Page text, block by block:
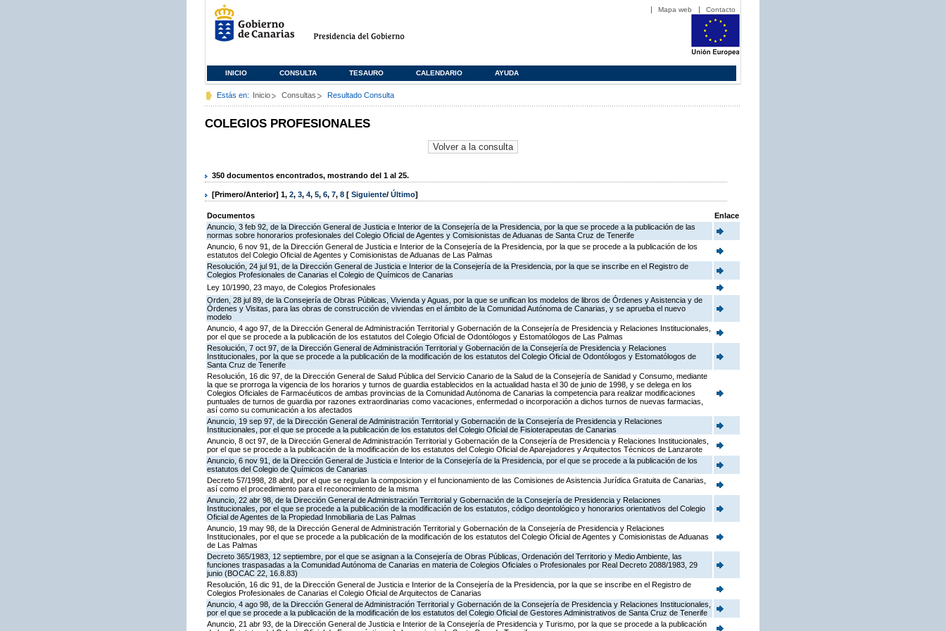
Mapa web Contacto
INICIO CONSULTA TESAURO CALENDARIO AYUDA
Estás en: Inicio Consultas Resultado Consulta
COLEGIOS PROFESIONALES
350 documentos encontrados, mostrando del 1 al 25.
[Primero/Anterior] 1, 2, 3, 4, 5, 6, 7, 8 [ Siguiente/ Último]
Documentos
Enlace
Anuncio, 3 feb 92, de la Dirección General de Justicia e Interior de la Consejería de la Presidencia, por la que se procede a la publicación de las
normas sobre honorarios profesionales del Colegio Oficial de Agentes y Comisionistas de Aduanas de Santa Cruz de Tenerife
Anuncio, 6 nov 91, de la Dirección General de Justicia e Interior de la Consejería de la Presidencia, por la que se procede a la publicación de los
estatutos del Colegio Oficial de Agentes y Comisionistas de Aduanas de Las Palmas
Resolución, 24 jul 91, de la Dirección General de Justicia e Interior de la Consejería de la Presidencia, por la que se inscribe en el Registro de
Colegios Profesionales de Canarias el Colegio de Químicos de Canarias
Ley 10/1990, 23 mayo, de Colegios Profesionales
Orden, 28 jul 89, de la Consejería de Obras Públicas, Vivienda y Aguas, por la que se unifican los modelos de libros de Órdenes y Asistencia y de
Órdenes y Visitas, para las obras de construcción de viviendas en el ámbito de la Comunidad Autónoma de Canarias, y se aprueba el nuevo
modelo
Anuncio, 4 ago 97, de la Dirección General de Administración Territorial y Gobernación de la Consejería de Presidencia y Relaciones Institucionales,
por el que se procede a la publicación de los estatutos del Colegio Oficial de Odontólogos y Estomatólogos de Las Palmas
Resolución, 7 oct 97, de la Dirección General de Administración Territorial y Gobernación de la Consejería de Presidencia y Relaciones
Institucionales, por la que se procede a la publicación de la modificación de los estatutos del Colegio Oficial de Odontólogos y Estomatólogos de
Santa Cruz de Tenerife
Resolución, 16 dic 97, de la Dirección General de Salud Pública del Servicio Canario de la Salud de la Consejería de Sanidad y Consumo, mediante
la que se prorroga la vigencia de los horarios y turnos de guardia establecidos en la actualidad hasta el 30 de junio de 1998, y se delega en los
Colegios Oficiales de Farmacéuticos de ambas provincias de la Comunidad Autónoma de Canarias la competencia para realizar modificaciones
puntuales de turnos de guardia por razones extraordinarias como vacaciones, enfermedad o incorporación a dichos turnos de nuevas farmacias,
así como su comunicación a los afectados
Anuncio, 19 sep 97, de la Dirección General de Administración Territorial y Gobernación de la Consejería de Presidencia y Relaciones
Institucionales, por el que se procede a la publicación de los estatutos del Colegio Oficial de Fisioterapeutas de Canarias
Anuncio, 8 oct 97, de la Dirección General de Administración Territorial y Gobernación de la Consejería de Presidencia y Relaciones Institucionales,
por el que se procede a la publicación de la modificación de los estatutos del Colegio Oficial de Aparejadores y Arquitectos Técnicos de Lanzarote
Anuncio, 6 nov 91, de la Dirección General de Justicia e Interior de la Consejería de la Presidencia, por el que se procede a la publicación de los
estatutos del Colegio de Químicos de Canarias
Decreto 57/1998, 28 abril, por el que se regulan la composicion y el funcionamiento de las Comisiones de Asistencia Jurídica Gratuita de Canarias,
así como el procedimiento para el reconocimiento de la misma
Anuncio, 22 abr 98, de la Dirección General de Administración Territorial y Gobernación de la Consejería de Presidencia y Relaciones
Institucionales, por el que se procede a la publicación de la modificación de los estatutos, código deontológico y honorarios orientativos del Colegio
Oficial de Agentes de la Propiedad Inmobiliaria de Las Palmas
Anuncio, 19 may 98, de la Dirección General de Administración Territorial y Gobernación de la Consejería de Presidencia y Relaciones
Institucionales, por el que se procede a la publicación de la modificación de los estatutos del Colegio Oficial de Agentes y Comisionistas de Aduanas
de Las Palmas
Decreto 365/1983, 12 septiembre, por el que se asignan a la Consejería de Obras Públicas, Ordenación del Territorio y Medio Ambiente, las
funciones traspasadas a la Comunidad Autónoma de Canarias en materia de Colegios Oficiales o Profesionales por Real Decreto 2088/1983, 29
junio (BOCAC 22, 16.8.83)
Resolución, 16 dic 91, de la Dirección General de Justicia e Interior de la Consejería de la Presidencia, por la que se inscribe en el Registro de
Colegios Profesionales de Canarias el Colegio Oficial de Arquitectos de Canarias
Anuncio, 4 ago 98, de la Dirección General de Administración Territorial y Gobernación de la Consejería de Presidencia y Relaciones Institucionales,
por el que se procede a la publicación de la modificación de los estatutos del Colegio Oficial de Gestores Administrativos de Santa Cruz de Tenerife
Anuncio, 21 abr 93, de la Dirección General de Justicia e Interior de la Consejería de Presidencia y Turismo, por la que se procede a la publicación